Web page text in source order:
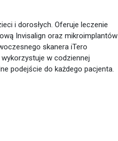
i dorosłych. Oferuje leczenie
Invisalign oraz mikroimplantów
skanera iTero
w codziennej
podejście do każdego pacjenta.